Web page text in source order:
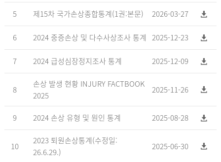
5 제15차 국가손상종합통계(1권:본문) 2026-03-27
6 2024 중증손상 및 다수사상조사 통계 2025-12-23
7 2024 급성심장정지조사 통계 2025-12-09
8
손상 발생 현황 INJURY FACTBOOK
2025
2025-11-26
9 2024 손상 유형 및 원인 통계 2025-08-28
10
2023 퇴원손상통계(수정일:
26.6.29.)
2025-06-30